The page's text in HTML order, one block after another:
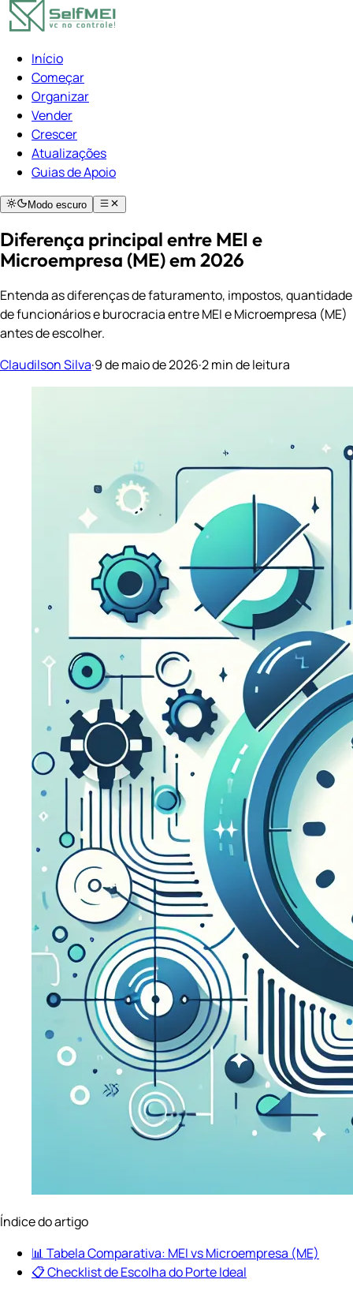
Início
Começar
Organizar
Vender
Crescer
Atualizações
Guias de Apoio
Modo escuro
Diferença principal entre MEI e
Microempresa (ME) em 2026
Entenda as diferenças de faturamento, impostos, quantidade
de funcionários e burocracia entre MEI e Microempresa (ME)
antes de escolher.
Claudilson Silva·9 de maio de 2026·2 min de leitura
Índice do artigo
📊 Tabela Comparativa: MEI vs Microempresa (ME)
📋 Checklist de Escolha do Porte Ideal